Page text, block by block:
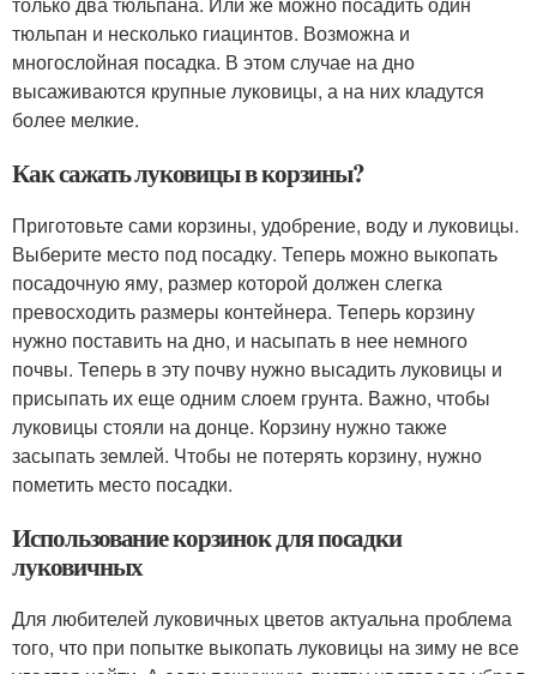
тюльпан и несколько гиацинтов. Возможна и
многослойная посадка. В этом случае на дно
высаживаются крупные луковицы, а на них кладутся
более мелкие.
Как сажать луковицы в корзины?
Приготовьте сами корзины, удобрение, воду и луковицы.
Выберите место под посадку. Теперь можно выкопать
посадочную яму, размер которой должен слегка
превосходить размеры контейнера. Теперь корзину
нужно поставить на дно, и насыпать в нее немного
почвы. Теперь в эту почву нужно высадить луковицы и
присыпать их еще одним слоем грунта. Важно, чтобы
луковицы стояли на донце. Корзину нужно также
засыпать землей. Чтобы не потерять корзину, нужно
пометить место посадки.
Использование корзинок для посадки
луковичных
Для любителей луковичных цветов актуальна проблема
того, что при попытке выкопать луковицы на зиму не все